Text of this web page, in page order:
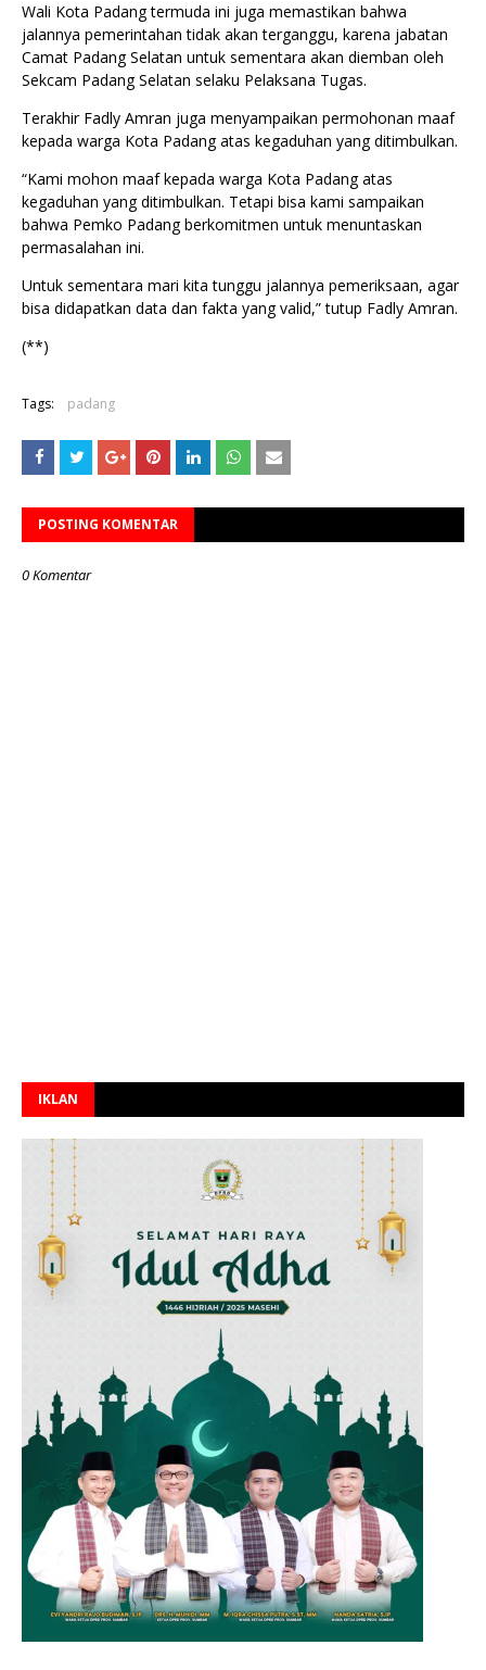
Wali Kota Padang termuda ini juga memastikan bahwa
jalannya pemerintahan tidak akan terganggu, karena jabatan
Camat Padang Selatan untuk sementara akan diemban oleh
Sekcam Padang Selatan selaku Pelaksana Tugas.
Terakhir Fadly Amran juga menyampaikan permohonan maaf
kepada warga Kota Padang atas kegaduhan yang ditimbulkan.
“Kami mohon maaf kepada warga Kota Padang atas
kegaduhan yang ditimbulkan. Tetapi bisa kami sampaikan
bahwa Pemko Padang berkomitmen untuk menuntaskan
permasalahan ini.
Untuk sementara mari kita tunggu jalannya pemeriksaan, agar
bisa didapatkan data dan fakta yang valid,” tutup Fadly Amran.
(**)
Tags: padang
POSTING KOMENTAR
0 Komentar
IKLAN